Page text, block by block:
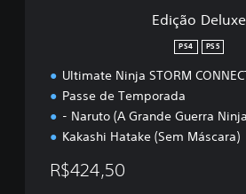
Edição Deluxe
PS4 PS5
Ultimate Ninja STORM
Passe de Temporada
- Naruto (A Grande Guerra
Kakashi Hatake (Sem Máscara)
R$424,50